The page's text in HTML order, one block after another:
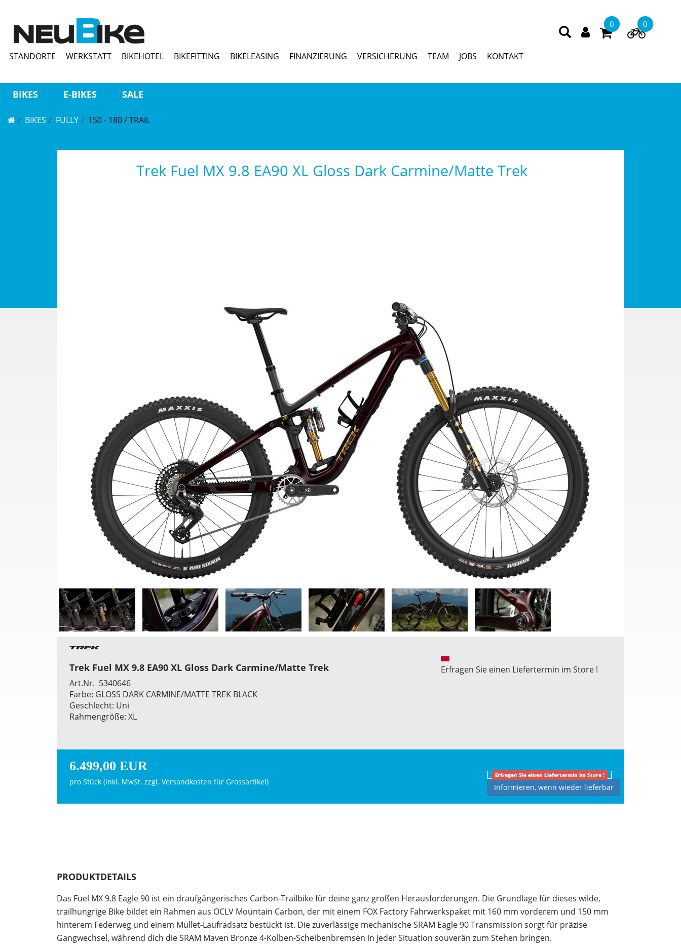
0 0
STANDORTE WERKSTATT BIKEHOTEL BIKEFITTING BIKELEASING FINANZIERUNG VERSICHERUNG TEAM JOBS KONTAKT
BIKES E-BIKES SALE
BIKES FULLY 150 - 180 / TRAIL
Trek Fuel MX 9.8 EA90 XL Gloss Dark Carmine/Matte Trek
Trek Fuel MX 9.8 EA90 XL Gloss Dark Carmine/Matte Trek
Art.Nr. 5340646
Farbe: GLOSS DARK CARMINE/MATTE TREK BLACK
Geschlecht: Uni
Rahmengröße: XL
Erfragen Sie einen Liefertermin im Store !
6.499,00 EUR
pro Stück (inkl. MwSt. zzgl. Versandkosten für Grossartikel)
Erfragen Sie einen Liefertermin im Store !
Informieren, wenn wieder lieferbar
PRODUKTDETAILS
Das Fuel MX 9.8 Eagle 90 ist ein draufgängerisches Carbon-Trailbike für deine ganz großen Herausforderungen. Die Grundlage für dieses wilde,
trailhungrige Bike bildet ein Rahmen aus OCLV Mountain Carbon, der mit einem FOX Factory Fahrwerkspaket mit 160 mm vorderem und 150 mm
hinterem Federweg und einem Mullet-Laufradsatz bestückt ist. Die zuverlässige mechanische SRAM Eagle 90 Transmission sorgt für präzise
Gangwechsel, während dich die SRAM Maven Bronze 4-Kolben-Scheibenbremsen in jeder Situation souverän zum Stehen bringen.